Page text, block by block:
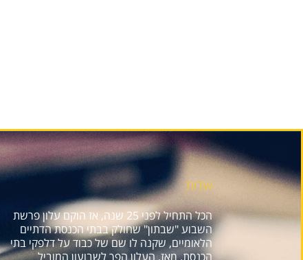
אודות
הכל התחיל לפני 25 שנה, אז הוקם עלון פרשת
השבוע "שבתון" שחולק בבתי הכנסת הדתיים
הלאומיים, שקנה לו שם של כבוד על דלפקי בתי
הכנסת. מאז, העלון הפך לשבועון המוביל